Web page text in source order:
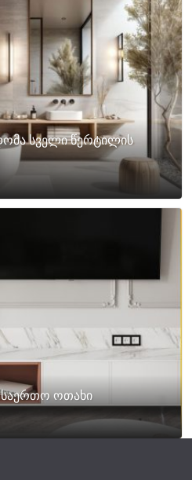
სველი წერტილის
ოთახი